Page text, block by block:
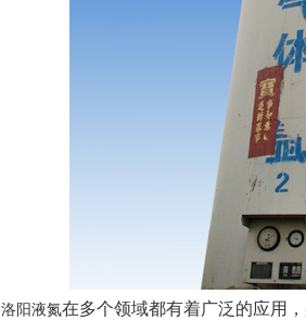
洛阳液氮在多个领域都有着广泛的应用